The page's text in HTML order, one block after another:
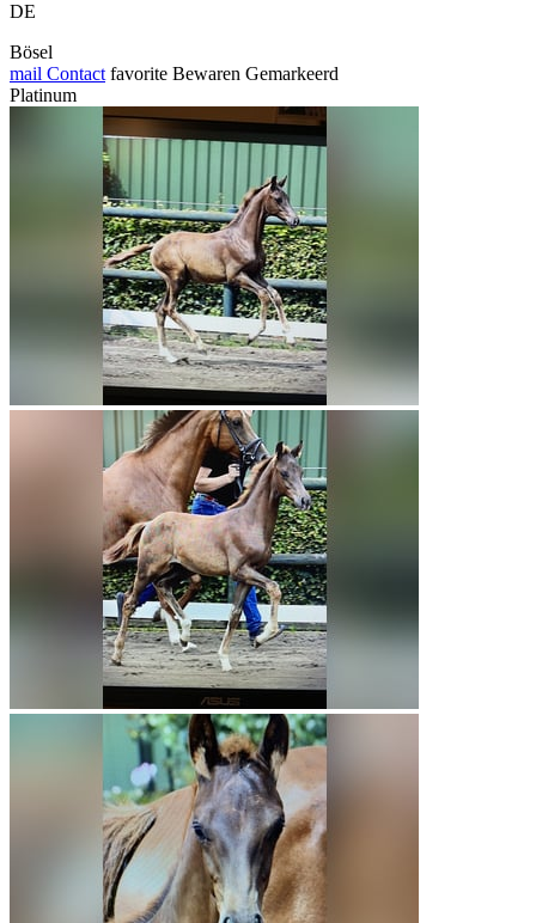
DE
Bösel
mail Contact favorite Bewaren Gemarkeerd
Platinum